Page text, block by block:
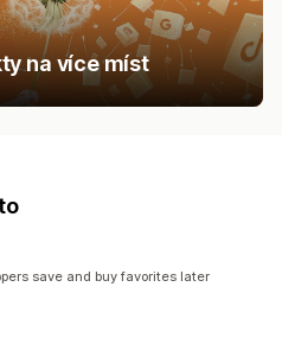
na více míst
save and buy favorites later